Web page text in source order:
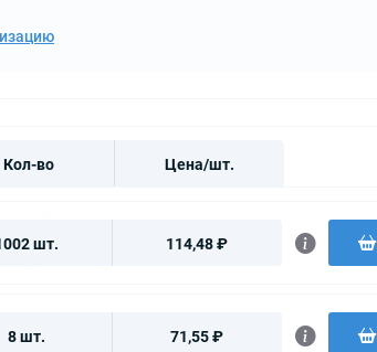
Кол-во Цена/шт.
шт. 114,48 ₽
8 шт. 71,55 ₽